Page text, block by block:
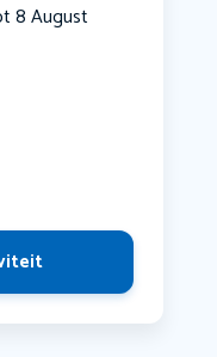
8 August